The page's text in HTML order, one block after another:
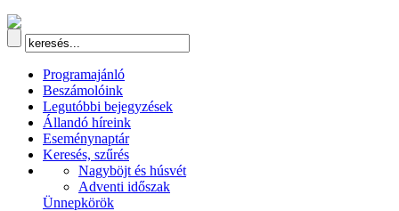
Programajánló
Beszámolóink
Legutóbbi bejegyzések
Állandó híreink
Eseménynaptár
Keresés, szűrés
Nagyböjt és húsvét
Adventi időszak
Ünnepkörök